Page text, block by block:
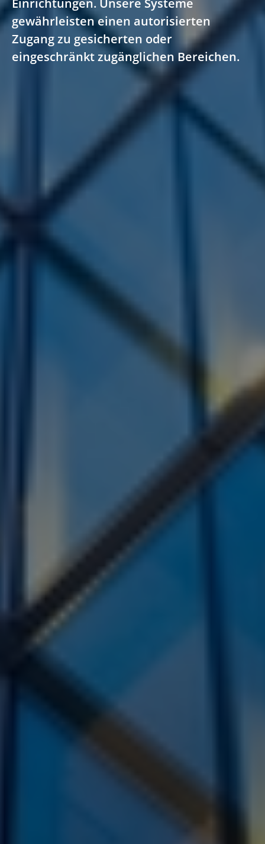
gewährleisten einen autorisierten
Zugang zu gesicherten oder
eingeschränkt zugänglichen Bereichen.